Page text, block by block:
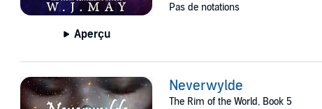
Aperçu
Pas de notations
Neverwylde
The Rim of the World, Book 5